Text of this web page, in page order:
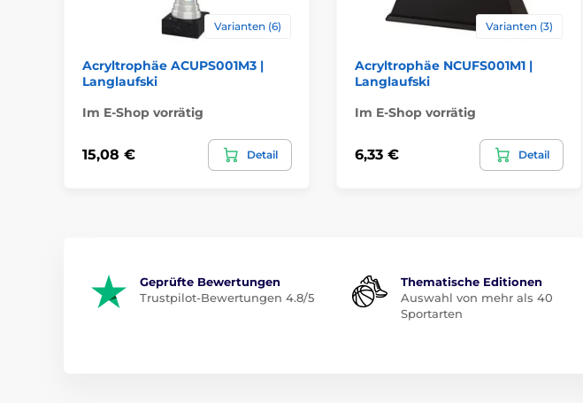
Varianten (6)
Acryltrophäe ACUPS001M3 |
Langlaufski
Im E-Shop vorrätig
15,08 € Detail
Varianten (3)
Acryltrophäe NCUFS001M1 |
Langlaufski
Im E-Shop vorrätig
6,33 € Detail
Geprüfte Bewertungen
Trustpilot-Bewertungen 4.8/5
Thematische Editionen
Auswahl von mehr als 40
Sportarten